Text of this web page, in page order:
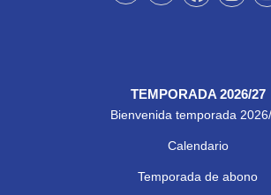
TEMPORADA 2026/27
Bienvenida temporada
Calendario
Temporada de abono